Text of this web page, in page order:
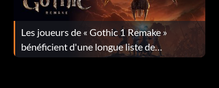
Les joueurs de « Gothic 1 Remake »
bénéficient d'une longue liste de
corrections dans la mise à jour 1.0.4